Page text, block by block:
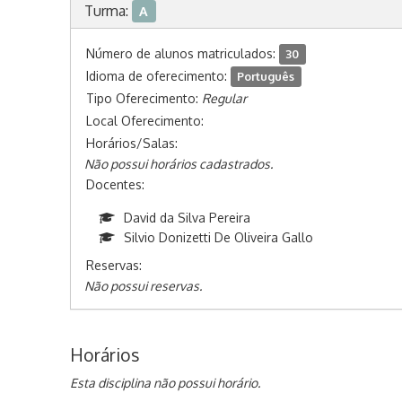
Turma: A
Número de alunos matriculados: 30
Idioma de oferecimento: Português
Tipo Oferecimento: Regular
Local Oferecimento:
Horários/Salas:
Não possui horários cadastrados.
Docentes:
David da Silva Pereira
Silvio Donizetti De Oliveira Gallo
Reservas:
Não possui reservas.
Horários
Esta disciplina não possui horário.